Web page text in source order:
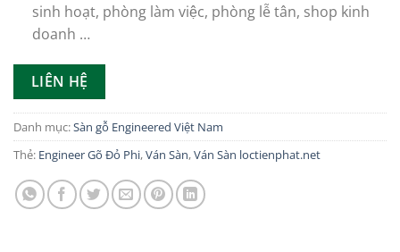
sinh hoạt, phòng làm việc, phòng lễ tân, shop kinh
doanh …
LIÊN HỆ
Danh mục:Sàn gỗ Engineered Việt Nam
Thẻ: Engineer Gõ Đỏ Phi,Ván Sàn,Ván Sàn loctienphat.net